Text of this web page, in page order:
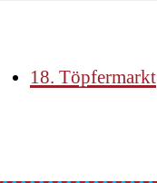
18. Töpfermarkt